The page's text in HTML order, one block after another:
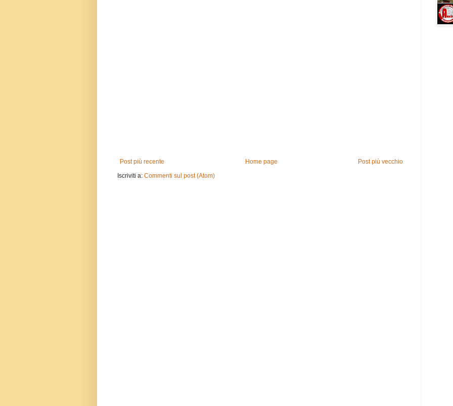
Post più recente Post più vecchio
Home page
Iscriviti a: Commenti sul post (Atom)